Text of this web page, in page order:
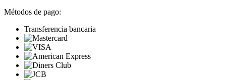
Métodos de pago:
Transferencia bancaria